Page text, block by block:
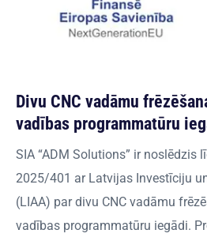
Divu CNC vadāmu
vadības programmatūru
SIA “ADM Solutions” ir noslēdzis
2025/401 ar Latvijas Investīciju
(LIAA) par divu CNC vadāmu
vadības programmatūru iegādi.